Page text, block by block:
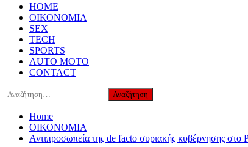
Online Lifestyle περιοδικό για Aνδρες
Primary
Menu
HOME
ΟΙΚΟΝΟΜΙΑ
SEX
TECH
SPORTS
AUTO MOTO
CONTACT
Αναζήτηση
για:
Home
ΟΙΚΟΝΟΜΙΑ
Αντιπροσωπεία της de facto συριακής κυβέρνησης στο